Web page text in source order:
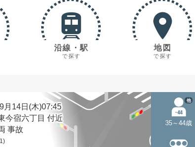
沿線・駅
で探す
地図
で探す
月14日(木)07:45
今宿六丁目 付近
事故
35～44歳
他